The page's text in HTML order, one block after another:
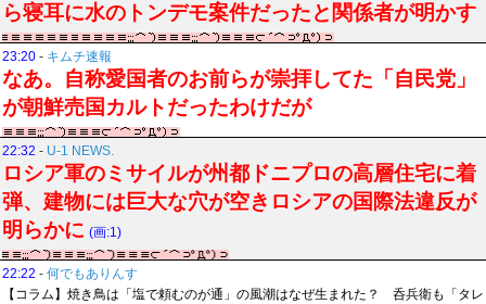
ら寝耳に水のトンデモ案件だったと関係者が明かす
23:20 - キムチ速報
なあ。自称愛国者のお前らが崇拝してた「自民党」
が朝鮮売国カルトだったわけだが
22:32 - U-1 NEWS.
ロシア軍のミサイルが州都ドニプロの高層住宅に着
弾、建物には巨大な穴が空きロシアの国際法違反が
明らかに (画:1)
22:22 - 何でもありんす
【コラム】焼き鳥は「塩で頼むのが通」の風潮はなぜ生まれた？ 呑兵衛も「タレ